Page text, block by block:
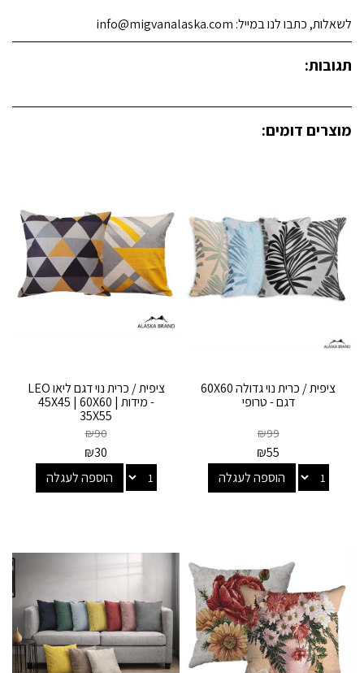
לשאלות, כתבו לנו במייל: info@migvanalaska.com
תגובות:
מוצרים דומים:
ציפית / כרית נוי גדולה 60X60
דגם - טרופי
₪99
₪55
הוספה לעגלה
ציפית / כרית נוי דגם ליאו LEO
- מידות 45X45 | 60X60 |
35X55
₪90
₪30
הוספה לעגלה